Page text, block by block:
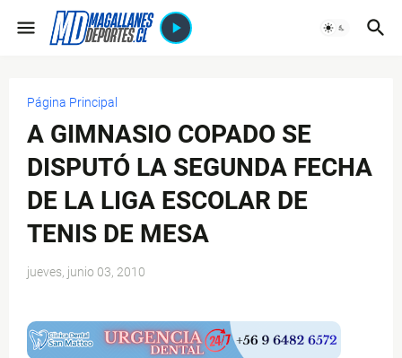
Página Principal
A GIMNASIO COPADO SE
DISPUTÓ LA SEGUNDA FECHA
DE LA LIGA ESCOLAR DE
TENIS DE MESA
jueves, junio 03, 2010